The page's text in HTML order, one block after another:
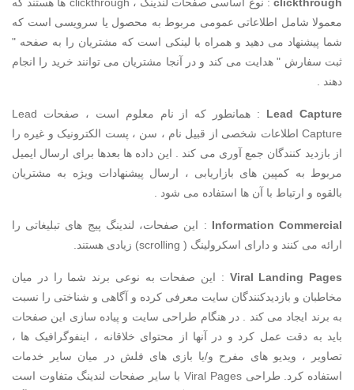
معمولا شامل اطلاعاتی عمومی مربوط به محصول یا سرویسی است که
شما پیشنهاد می دهید و همراه با لینکی است که مشتریان را به صفحه "
ثبت سفارش " هدایت می کند و در آنجا مشتریان می توانند خرید را انجام
دهند .
Lead Capture
: همانطور که از نام معلوم است ، صفحات Lead
Capture اطلاعات شخصی از قبیل نام ، سن ، پست الکترونیک و غیره را
از بازدید کنندگان جمع آوری می کند . این داده ها بعدها برای ارسال ایمیل
مربوط به کمپین های بازاریابی ، ارسال پیشنهادات ویژه به مشتریان
بالقوه و ارتباط با آن ها استفاده می شود .
Information Commercial : این صفحات، لندینگ پیج های تبلیغاتی را
ارائه می کنند و دارای اسکرولینگ ( scrolling) زیادی هستند.
Viral Landing Pages : این صفحات به نوعی برند شما را در میان
مخاطبان و بازدیدکنندگان سایت معرفی کرده و آگاهی و شناختی را نسبت
به برند ایجاد می کند . در هنگام طراحی سایت و پیاده سازی این صفحات
باید به دقت عمل کرد و در آنها از محتوای خلاقانه ، اینفوگرافیک ها ،
تصاویر ، ویدیو های مفرح و/یا بازی های فلش در میان سایر خدمات
استفاده کرد. طراحی Viral Pages با سایر صفحات لندینگ متفاوت است